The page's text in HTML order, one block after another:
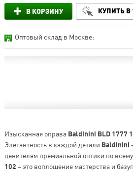
В КОРЗИНУ КУПИТЬ В
Оптовый склад в Москве:
Изысканная оправа Baldinini BLD 1777
Элегантность в каждой детали Baldinini
ценителям премиальной оптики по
102 – это воплощение мастерства и